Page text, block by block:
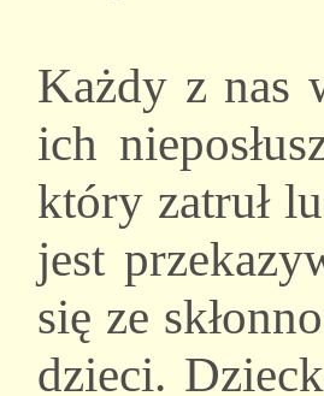
Każdy z nas
ich
który zatruł
jest
się ze
dzieci.